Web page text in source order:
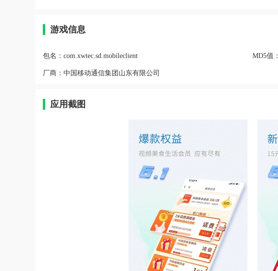
游戏信息
包名： com.xwtec.sd.mobileclient MD5值：
厂商： 中国移动通信集团山东有限公司
应用截图